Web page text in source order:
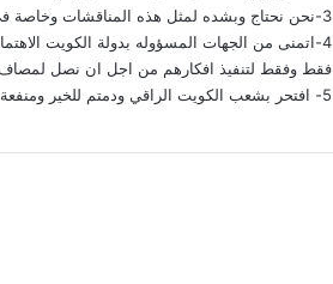
3-نحن نحتاج وبشده لمثل هذه المناقشات وخاصة في المنطقه العربيه
4-اتمنى من الجهات المسؤوله بدولة الكويت الاهتمام بالاستاذه غدير وغيرها من شباب وشابات الوطن
فقط وفقط لتنفيذ افكارهم من اجل ان نصل لمصاف
5- افتحر بشعب الكويت الراقي ودمتم للخير ومنفعة البشريهز